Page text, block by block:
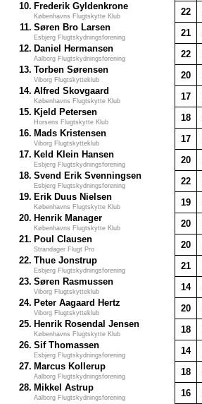
10. Frederik Gyldenkrone
Københavns Flugtskytte Klub 22
11. Søren Bro Larsen
Esbjerg Flugtskydningsforening 21
12. Daniel Hermansen
Aalborg Flugtskydningsforening 22
13. Torben Sørensen
Viborg Flugtskytteklub 20
14. Alfred Skovgaard
Københavns Flugtskytte Klub 17
15. Kjeld Petersen
Horsens Flugtskytte Klub 18
16. Mads Kristensen
Viborg Flugtskytteklub 17
17. Keld Klein Hansen
Esbjerg Flugtskydningsforening 20
18. Svend Erik Svenningsen
Esbjerg Flugtskydningsforening 22
19. Erik Duus Nielsen
Københavns Flugtskytte Klub 19
20. Henrik Manager
Københavns Flugtskytte Klub 20
21. Poul Clausen
Strandager Flugt Pro 20
22. Thue Jonstrup
Esbjerg Flugtskydningsforening 21
23. Søren Rasmussen
Viborg Flugtskytteklub 14
24. Peter Aagaard Hertz
Viborg Flugtskytteklub 20
25. Henrik Rosendal Jensen
Københavns Flugtskytte Klub 18
26. Sif Thomassen
Esbjerg Flugtskydningsforening 14
27. Marcus Kollerup
Aalborg Flugtskydningsforening 18
28. Mikkel Astrup
Aalborg Flugtskydningsforening 16